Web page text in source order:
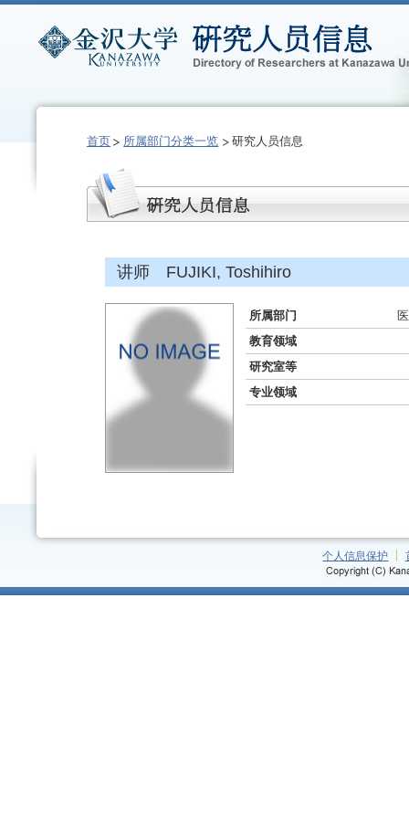
首页 所属部门分类一览 研究人员信息
讲师 FUJIKI, Toshihiro
所属部门
教育领域
研究室等
专业领域
个人信息保护